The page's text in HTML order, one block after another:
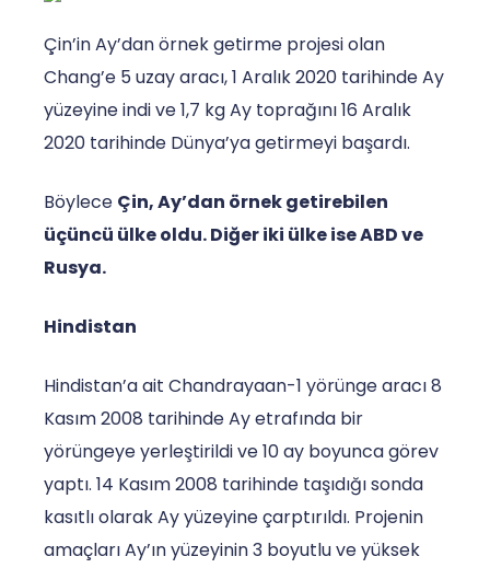
Çin’in Ay’dan örnek getirme projesi olan
Chang’e 5 uzay aracı, 1 Aralık 2020 tarihinde Ay
yüzeyine indi ve 1,7 kg Ay toprağını 16 Aralık
2020 tarihinde Dünya’ya getirmeyi başardı.
Böylece Çin, Ay’dan örnek getirebilen
üçüncü ülke oldu. Diğer iki ülke ise ABD ve
Rusya.
Hindistan
Hindistan’a ait Chandrayaan-1 yörünge aracı 8
Kasım 2008 tarihinde Ay etrafında bir
yörüngeye yerleştirildi ve 10 ay boyunca görev
yaptı. 14 Kasım 2008 tarihinde taşıdığı sonda
kasıtlı olarak Ay yüzeyine çarptırıldı. Projenin
amaçları Ay’ın yüzeyinin 3 boyutlu ve yüksek